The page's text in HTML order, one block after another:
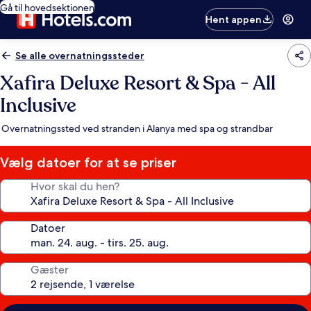
Gå til hovedsektionen
Hent appen
Se alle overnatningssteder
Xafira Deluxe Resort & Spa - All
Inclusive
Overnatningssted ved stranden i Alanya med spa og strandbar
Vælg datoer for at se priser
Hvor skal du hen?
Datoer
Gæster